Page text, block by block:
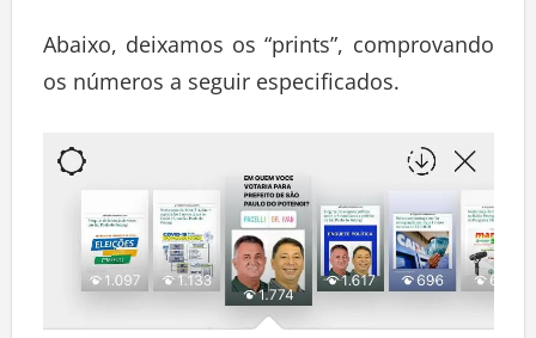
Abaixo, deixamos os “prints”, comprovando
os números a seguir especificados.